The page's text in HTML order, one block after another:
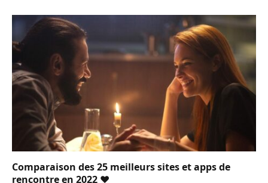
Comparaison des 25 meilleurs sites et apps de
rencontre en 2022 ❤️